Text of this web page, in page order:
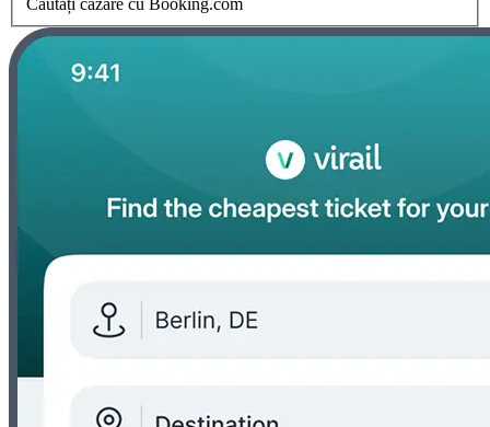
Căutați cazare cu Booking.com